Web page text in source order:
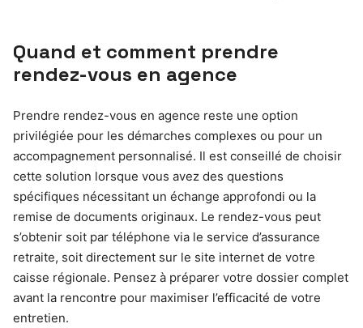
Quand et comment prendre
rendez-vous en agence
Prendre rendez-vous en agence reste une option
privilégiée pour les démarches complexes ou pour un
accompagnement personnalisé. Il est conseillé de choisir
cette solution lorsque vous avez des questions
spécifiques nécessitant un échange approfondi ou la
remise de documents originaux. Le rendez-vous peut
s’obtenir soit par téléphone via le service d’assurance
retraite, soit directement sur le site internet de votre
caisse régionale. Pensez à préparer votre dossier complet
avant la rencontre pour maximiser l’efficacité de votre
entretien.